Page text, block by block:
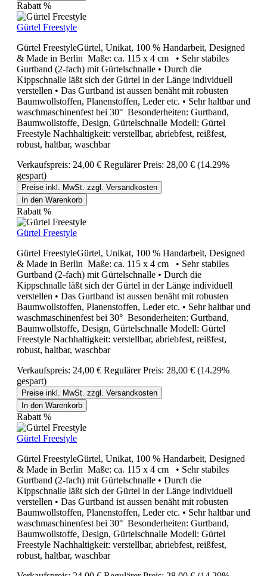
Rabatt %
Gürtel Freestyle
Gürtel FreestyleGürtel, Unikat, 100 % Handarbeit, Designed
& Made in Berlin Maße: ca. 115 x 4 cm • Sehr stabiles
Gurtband (2-fach) mit Gürtelschnalle • Durch die
Kippschnalle läßt sich der Gürtel in der Länge individuell
verstellen • Das Gurtband ist aussen benäht mit robusten
Baumwollstoffen, Planenstoffen, Leder etc. • Sehr haltbar und
waschmaschinenfest bei 30° Besonderheiten: Gurtband,
Baumwollstoffe, Design, Gürtelschnalle Modell: Gürtel
Freestyle Nachhaltigkeit: verstellbar, abriebfest, reißfest,
robust, haltbar, waschbar
Verkaufspreis: 24,00 € Regulärer Preis: 28,00 € (14.29%
gespart)
Preise inkl. MwSt. zzgl. Versandkosten
In den Warenkorb
Rabatt %
Gürtel Freestyle
Gürtel FreestyleGürtel, Unikat, 100 % Handarbeit, Designed
& Made in Berlin Maße: ca. 115 x 4 cm • Sehr stabiles
Gurtband (2-fach) mit Gürtelschnalle • Durch die
Kippschnalle läßt sich der Gürtel in der Länge individuell
verstellen • Das Gurtband ist aussen benäht mit robusten
Baumwollstoffen, Planenstoffen, Leder etc. • Sehr haltbar und
waschmaschinenfest bei 30° Besonderheiten: Gurtband,
Baumwollstoffe, Design, Gürtelschnalle Modell: Gürtel
Freestyle Nachhaltigkeit: verstellbar, abriebfest, reißfest,
robust, haltbar, waschbar
Verkaufspreis: 24,00 € Regulärer Preis: 28,00 € (14.29%
gespart)
Preise inkl. MwSt. zzgl. Versandkosten
In den Warenkorb
Rabatt %
Gürtel Freestyle
Gürtel FreestyleGürtel, Unikat, 100 % Handarbeit, Designed
& Made in Berlin Maße: ca. 115 x 4 cm • Sehr stabiles
Gurtband (2-fach) mit Gürtelschnalle • Durch die
Kippschnalle läßt sich der Gürtel in der Länge individuell
verstellen • Das Gurtband ist aussen benäht mit robusten
Baumwollstoffen, Planenstoffen, Leder etc. • Sehr haltbar und
waschmaschinenfest bei 30° Besonderheiten: Gurtband,
Baumwollstoffe, Design, Gürtelschnalle Modell: Gürtel
Freestyle Nachhaltigkeit: verstellbar, abriebfest, reißfest,
robust, haltbar, waschbar